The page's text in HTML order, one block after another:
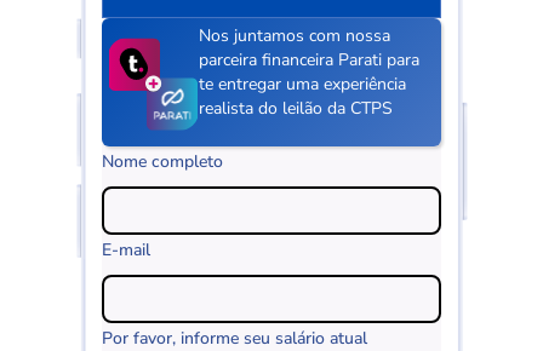
Nos juntamos com nossa
parceira financeira Parati para
te entregar uma experiência
realista do leilão da CTPS
Nome completo
E-mail
Por favor, informe seu salário atual